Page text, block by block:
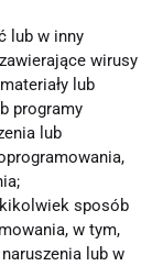
lub w inny
wirusy
lub
programy
lub
sposób
w tym,
lub w